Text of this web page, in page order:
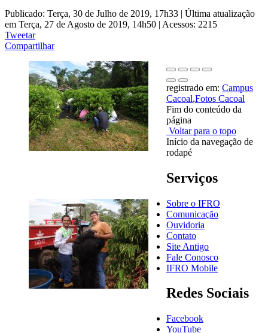
Publicado: Terça, 30 de Julho de 2019, 17h33 | Última atualização
em Terça, 27 de Agosto de 2019, 14h50 | Acessos: 2215
Tweetar
Compartilhar
registrado em: Campus
Cacoal,Fotos Cacoal
Fim do conteúdo da
página
Voltar para o topo
Início da navegação de
rodapé
Serviços
Sobre o IFRO
Comunicação
Ouvidoria
Contato
Site Antigo
Fale Conosco
IFRO Mobile
Redes Sociais
Facebook
YouTube